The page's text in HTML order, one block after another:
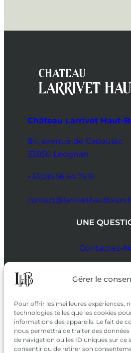
Gérer le
Pour offrir les meilleures expériences,
technologies telles que les cookies
informations des appareils. Le fait de
nous permettra de traiter des
de navigation ou les ID uniques sur ce
consentir ou de retirer son
Château Larrivet Haut-
84, avenue de Cadaujac
33850 Léognan
+33(0)5 56 64 75 51
UNE
Contactez-
SUIVEZ-NOUS
SUR LES RÉSEAUX